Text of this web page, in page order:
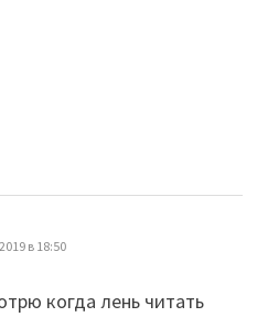
в 18:50
когда лень читать